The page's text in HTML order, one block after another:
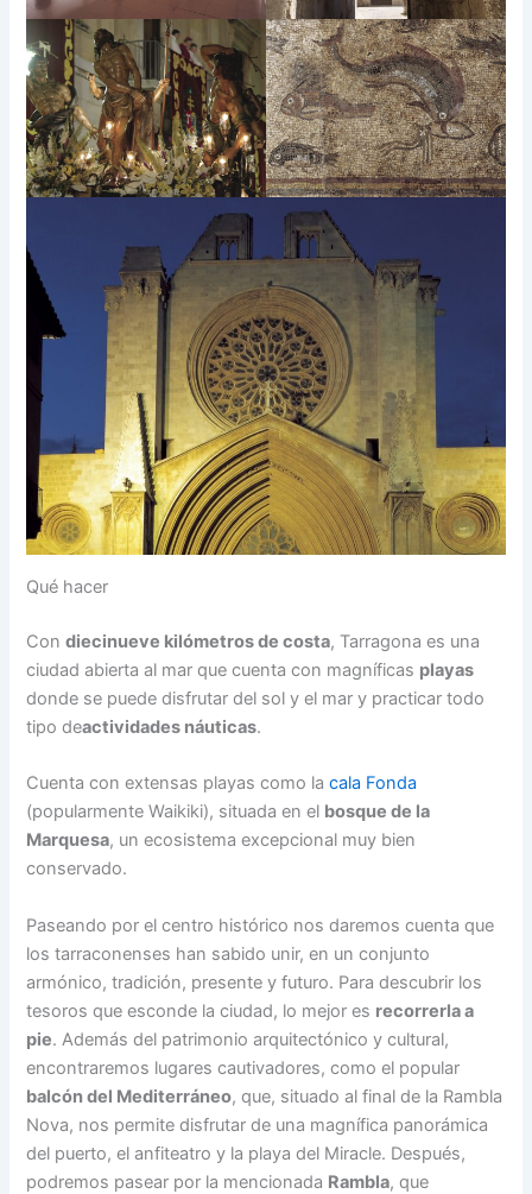
Qué hacer
Condiecinueve kilómetros de costa, Tarragona es una
ciudad abierta al mar que cuenta con magníficas playas
donde se puede disfrutar del sol y el mar y practicar todo
tipo deactividades náuticas.
Cuenta con extensas playas como lacala Fonda
(popularmente Waikiki), situada en el bosque de la
Marquesa, un ecosistema excepcional muy bien
conservado.
Paseando por el centro histórico nos daremos cuenta que
los tarraconenses han sabido unir, en un conjunto
armónico, tradición, presente y futuro. Para descubrir los
tesoros que esconde la ciudad, lo mejor es recorrerla a
pie. Además del patrimonio arquitectónico y cultural,
encontraremos lugares cautivadores, como el popular
balcón del Mediterráneo, que, situado al final de la Rambla
Nova, nos permite disfrutar de una magnífica panorámica
del puerto, el anfiteatro y la playa del Miracle. Después,
podremos pasear por la mencionada Rambla, que